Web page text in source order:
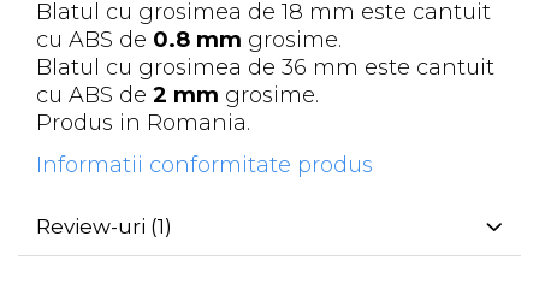
Blatul cu grosimea de 18 mm este cantuit
cu ABS de 0.8 mm grosime.
Blatul cu grosimea de 36 mm este cantuit
cu ABS de 2 mm grosime.
Produs in Romania.
Informatii conformitate produs
Review-uri (1)